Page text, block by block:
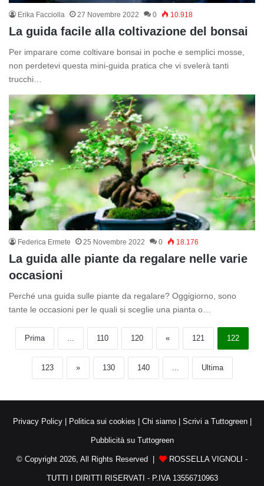
Erika Facciolla 27 Novembre 2022 0 10.918
La guida facile alla coltivazione del bonsai
Per imparare come coltivare bonsai in poche e semplici mosse,
non perdetevi questa mini-guida pratica che vi svelerà tanti
trucchi…
Federica Ermete 25 Novembre 2022 0 18.176
La guida alle piante da regalare nelle varie
occasioni
Perché una guida sulle piante da regalare? Oggigiorno, sono
tante le occasioni per le quali si sceglie una pianta o…
Prima 110 120 « 121 122
123 » 130 140 Ultima
Privacy Policy| Politica sui cookies | Chi siamo| Scrivi a Tuttogreen|
Pubblicità su Tuttogreen
© Copyright 2026, All Rights Reserved | ROSSELLA VIGNOLI -
TUTTI I DIRITTI RISERVATI - P.IVA 13556710963